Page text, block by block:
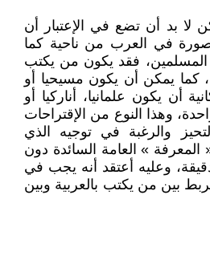
لا بد أن تضع في الإعتبار أن
في العرب من ناحية كما
فقد يكون من يكتب
كما يمكن أن يكون مسيحيا أو
أن يكون علمانيا، أناركيا أو
وهذا النوع من الإقتراحات
والرغبة في توجيه الذي
» العامة السائدة دون
وعليه أعتقد أنه يجب في
بين من يكتب بالعربية وبين